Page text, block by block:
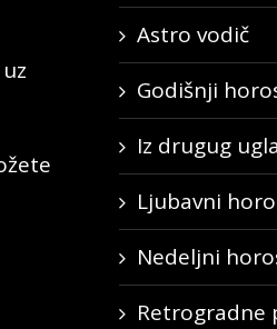
Astro vodič
Godišnji
Iz drugug ugla
Ljubavni
Nedeljni
Retrogradne